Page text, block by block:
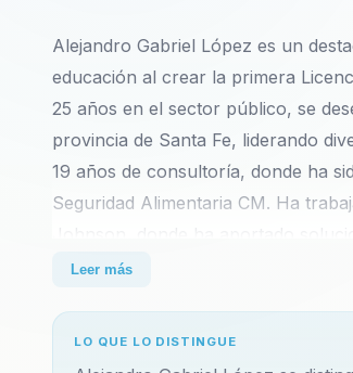
Alejandro Gabriel López es un
educación al crear la primera
25 años en el sector público, se
provincia de Santa Fe, liderando
19 años de consultoría, donde ha
Seguridad Alimentaria CM. Ha
empresas y profesionales que
Leer más
LO QUE LO DISTINGUE